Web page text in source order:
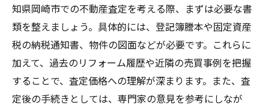
知県岡崎市での不動産査定を考える際、まずは必要な書
類を整えましょう。具体的には、登記簿謄本や固定資産
税の納税通知書、物件の図面などが必要です。これらに
加えて、過去のリフォーム履歴や近隣の売買事例を把握
することで、査定価格への理解が深まります。また、査
定後の手続きとしては、専門家の意見を参考にしなが